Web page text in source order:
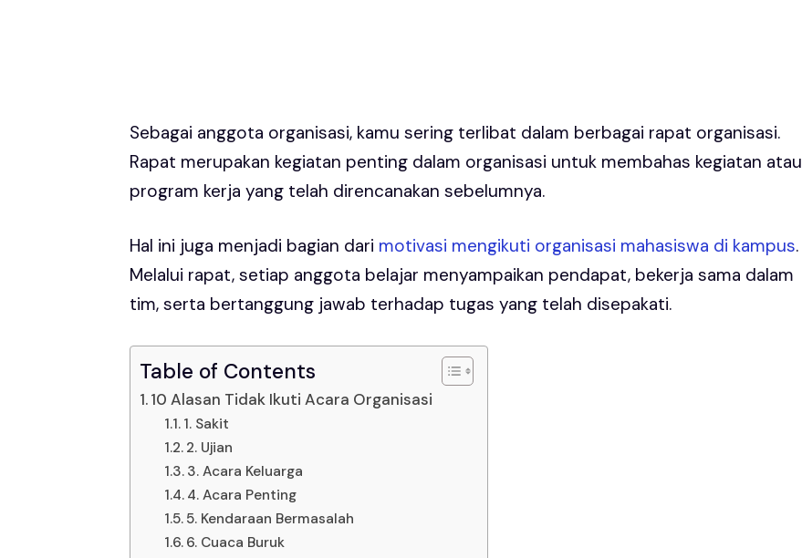
Sebagai anggota organisasi, kamu sering terlibat dalam berbagai rapat organisasi.
Rapat merupakan kegiatan penting dalam organisasi untuk membahas kegiatan atau
program kerja yang telah direncanakan sebelumnya.
Hal ini juga menjadi bagian dari motivasi mengikuti organisasi mahasiswa di kampus.
Melalui rapat, setiap anggota belajar menyampaikan pendapat, bekerja sama dalam
tim, serta bertanggung jawab terhadap tugas yang telah disepakati.
Table of Contents
10 Alasan Tidak Ikuti Acara Organisasi
1. Sakit
2. Ujian
3. Acara Keluarga
4. Acara Penting
5. Kendaraan Bermasalah
6. Cuaca Buruk